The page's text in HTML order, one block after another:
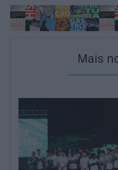
Mais